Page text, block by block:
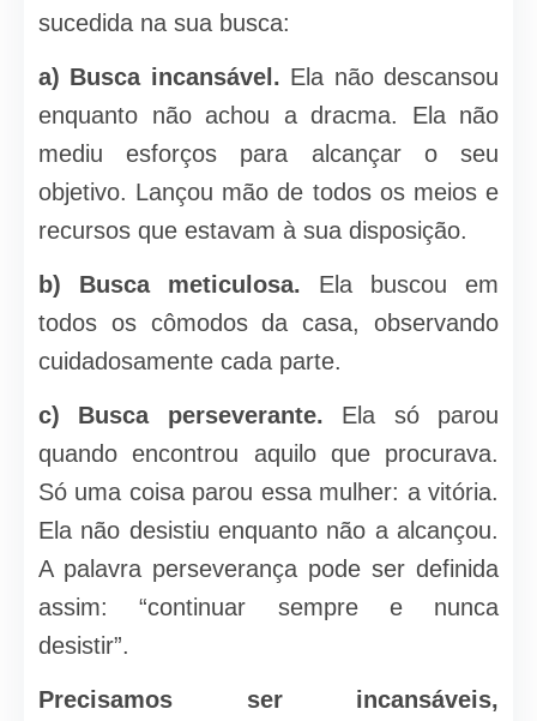
sucedida na sua busca:
a) Busca incansável. Ela não descansou
enquanto não achou a dracma. Ela não
mediu esforços para alcançar o seu
objetivo. Lançou mão de todos os meios e
recursos que estavam à sua disposição.
b) Busca meticulosa. Ela buscou em
todos os cômodos da casa, observando
cuidadosamente cada parte.
c) Busca perseverante. Ela só parou
quando encontrou aquilo que procurava.
Só uma coisa parou essa mulher: a vitória.
Ela não desistiu enquanto não a alcançou.
A palavra perseverança pode ser definida
assim: “continuar sempre e nunca
desistir”.
Precisamos ser incansáveis,